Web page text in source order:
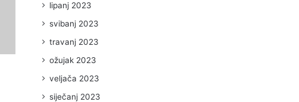
lipanj 2023
svibanj 2023
travanj 2023
ožujak 2023
veljača 2023
siječanj 2023